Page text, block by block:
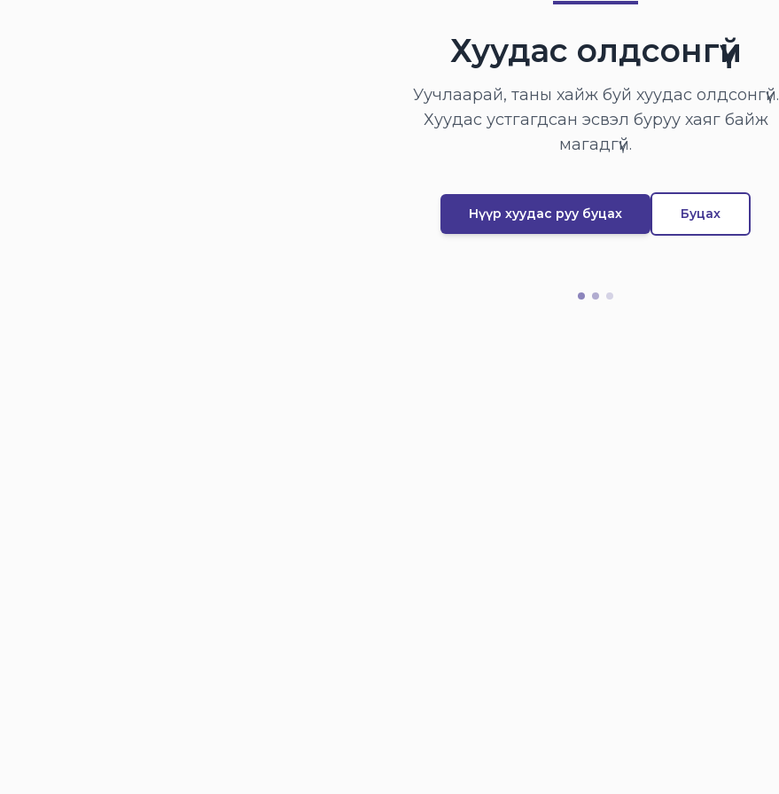
Хуудас олдсонгүй
Уучлаарай, таны хайж буй хуудас олдсонгүй.
Хуудас устгагдсан эсвэл буруу хаяг байж
магадгүй.
Нүүр хуудас руу буцах Буцах